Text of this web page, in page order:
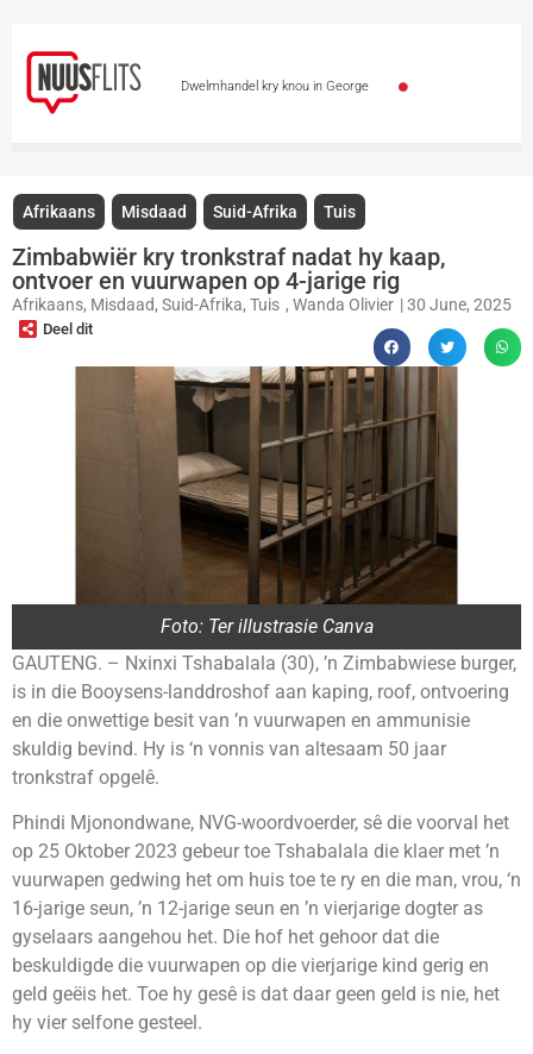
Dwelmhandel kry knou in George
en naby Gautengse skole veroordeel
auf Wiedersehen – Vicki du Preez se stem is stil
Skaars tier in Kazakstan vrygelaat
Afrikaans Misdaad Suid-Afrika Tuis
Zimbabwiër kry tronkstraf nadat hy kaap,
ontvoer en vuurwapen op 4-jarige rig
Afrikaans, Misdaad, Suid-Afrika, Tuis , Wanda Olivier |30 June, 2025
Deel dit
Foto: Ter illustrasie Canva
GAUTENG. – Nxinxi Tshabalala (30), ’n Zimbabwiese burger,
is in die Booysens-landdroshof aan kaping, roof, ontvoering
en die onwettige besit van ’n vuurwapen en ammunisie
skuldig bevind. Hy is ‘n vonnis van altesaam 50 jaar
tronkstraf opgelê.
Phindi Mjonondwane, NVG-woordvoerder, sê die voorval het
op 25 Oktober 2023 gebeur toe Tshabalala die klaer met ’n
vuurwapen gedwing het om huis toe te ry en die man, vrou, ‘n
16-jarige seun, ’n 12-jarige seun en ’n vierjarige dogter as
gyselaars aangehou het. Die hof het gehoor dat die
beskuldigde die vuurwapen op die vierjarige kind gerig en
geld geëis het. Toe hy gesê is dat daar geen geld is nie, het
hy vier selfone gesteel.